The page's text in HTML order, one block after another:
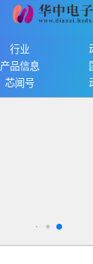
行业
产品信息
芯闻号